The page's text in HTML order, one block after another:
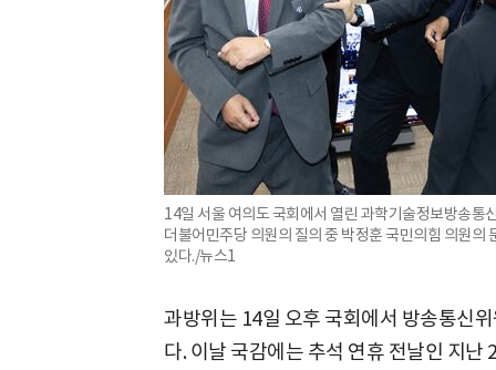
14일 서울 여의도 국회에서 열린 과학기술정보방송통
더불어민주당 의원의 질의 중 박정훈 국민의힘 의원
있다./뉴스1
과방위는 14일 오후 국회에서 방송통신
다. 이날 국감에는 추석 연휴 전날인 지